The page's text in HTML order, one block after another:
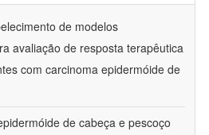
de modelos
avaliação de resposta terapêutica
com carcinoma epidermóide de
de cabeça e pescoço